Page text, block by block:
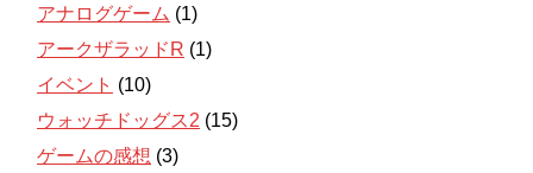
アナログゲーム (1)
アークザラッドR (1)
イベント (10)
ウォッチドッグス2 (15)
ゲームの感想 (3)